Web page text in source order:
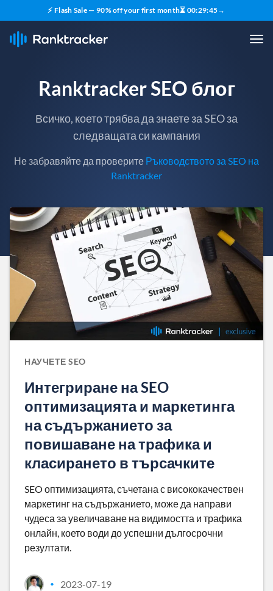
⚡ Flash Sale — 90% off your first month⏳ 00:29:43→
Ranktracker SEO блог
Всичко, което трябва да знаете за SEO за
следващата си кампания
Не забравяйте да проверите Ръководството за SEO на
Ranktracker
НАУЧЕТЕ SEO
Интегриране на SEO
оптимизацията и маркетинга
на съдържанието за
повишаване на трафика и
класирането в търсачките
SEO оптимизацията, съчетана с висококачествен
маркетинг на съдържанието, може да направи
чудеса за увеличаване на видимостта и трафика
онлайн, което води до успешни дългосрочни
резултати.
• 2023-07-19